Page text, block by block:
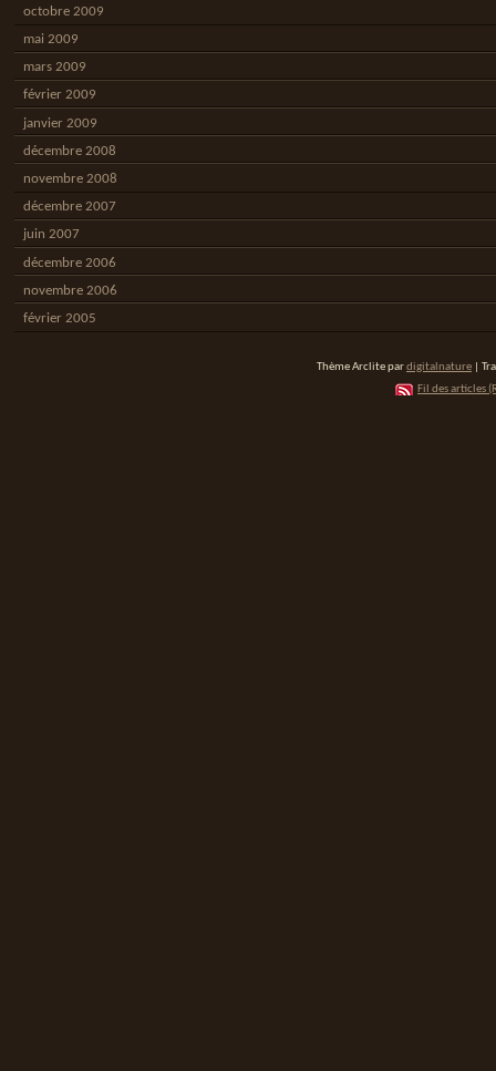
octobre 2009
mai 2009
mars 2009
février 2009
janvier 2009
décembre 2008
novembre 2008
décembre 2007
juin 2007
décembre 2006
novembre 2006
février 2005
Thème Arclite pardigitalnature |
Fil des articles